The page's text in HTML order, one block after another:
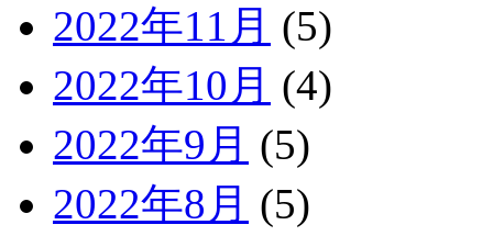
2022年11月 (5)
2022年10月 (4)
2022年9月 (5)
2022年8月 (5)